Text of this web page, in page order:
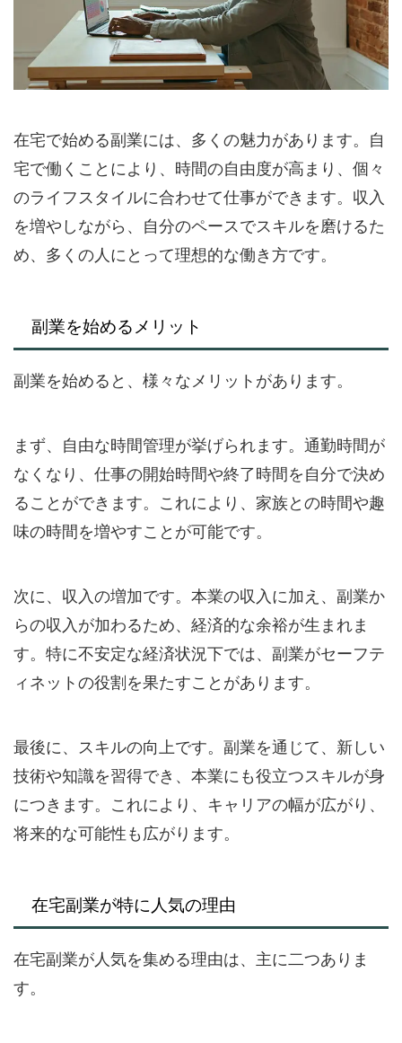
在宅で始める副業には、多くの魅力があります。自
宅で働くことにより、時間の自由度が高まり、個々
のライフスタイルに合わせて仕事ができます。収入
を増やしながら、自分のペースでスキルを磨けるた
め、多くの人にとって理想的な働き方です。
副業を始めるメリット
副業を始めると、様々なメリットがあります。
まず、自由な時間管理が挙げられます。通勤時間が
なくなり、仕事の開始時間や終了時間を自分で決め
ることができます。これにより、家族との時間や趣
味の時間を増やすことが可能です。
次に、収入の増加です。本業の収入に加え、副業か
らの収入が加わるため、経済的な余裕が生まれま
す。特に不安定な経済状況下では、副業がセーフテ
ィネットの役割を果たすことがあります。
最後に、スキルの向上です。副業を通じて、新しい
技術や知識を習得でき、本業にも役立つスキルが身
につきます。これにより、キャリアの幅が広がり、
将来的な可能性も広がります。
在宅副業が特に人気の理由
在宅副業が人気を集める理由は、主に二つありま
す。